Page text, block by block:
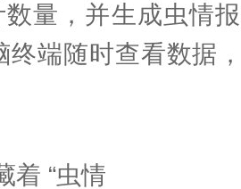
量，并生成虫情
终端随时查看数据